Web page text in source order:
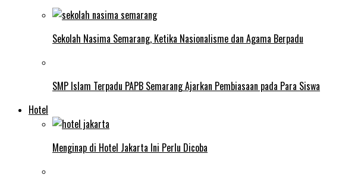
Sekolah Nasima Semarang, Ketika Nasionalisme dan Agama Berpadu
SMP Islam Terpadu PAPB Semarang Ajarkan Pembiasaan pada Para Siswa
Hotel
Menginap di Hotel Jakarta Ini Perlu Dicoba